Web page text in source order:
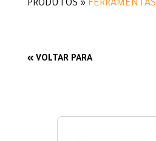
PRODUTOS » FERRAMENTAS
« VOLTAR PARA